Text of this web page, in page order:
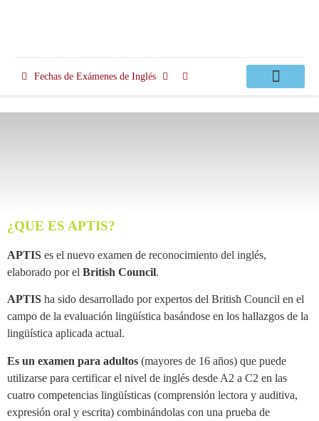
Fechas de Exámenes de Inglés
¿QUE ES APTIS?
APTIS es el nuevo examen de reconocimiento del inglés,
elaborado por el British Council.
APTIS ha sido desarrollado por expertos del British Council en el
campo de la evaluación lingüística basándose en los hallazgos de la
lingüística aplicada actual.
Es un examen para adultos (mayores de 16 años) que puede
utilizarse para certificar el nivel de inglés desde A2 a C2 en las
cuatro competencias lingüísticas (comprensión lectora y auditiva,
expresión oral y escrita) combinándolas con una prueba de